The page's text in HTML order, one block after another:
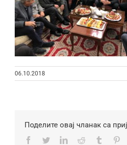
06.10.2018
Поделите овај чланак са
Facebook
TwitterLinkedInReddit Tumblr